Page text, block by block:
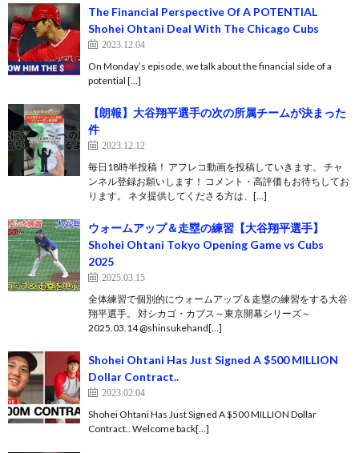
The Financial Perspective Of A POTENTIAL
Shohei Ohtani Deal With The Chicago Cubs
2023.12.04
On Monday’s episode, we talk about the financial side of a
potential […]
【朗報】大谷翔平選手の次の所属チームが決まった
件
2023.12.12
毎日18時半投稿！ アフレコ動画を投稿していきます。 チャ
ンネル登録お願いします！ コメント・高評価もお待ちしてお
ります。 ネタ提供してくださる方は、[…]
ウォームアップ＆走塁の練習【大谷翔平選手】
Shohei Ohtani Tokyo Opening Game vs Cubs
2025
2025.03.15
全体練習で個別的にウォームアップ＆走塁の練習をする大谷
翔平選手。 対シカゴ・カブス～東京開幕シリーズ～
2025.03.14 @shinsukehand[…]
Shohei Ohtani Has Just Signed A $500 MILLION
Dollar Contract..
2023.02.04
Shohei Ohtani Has Just Signed A $500 MILLION Dollar
Contract.. Welcome back[…]